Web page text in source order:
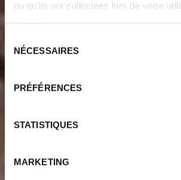
ou qu'ils ont collectées lors de votre
NÉCESSAIRES
PRÉFÉRENCES
STATISTIQUES
MARKETING